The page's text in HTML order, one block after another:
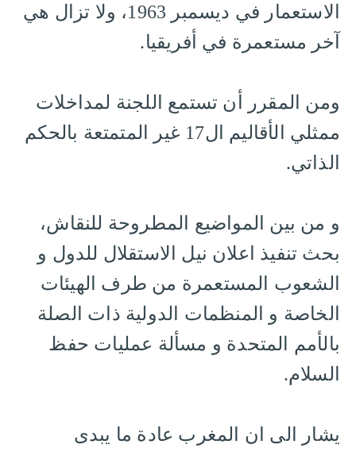
الاستعمار في ديسمبر 1963، ولا تزال هي
آخر مستعمرة في أفريقيا.
ومن المقرر أن تستمع اللجنة لمداخلات
ممثلي الأقاليم ال17 غير المتمتعة بالحكم
الذاتي.
و من بين المواضيع المطروحة للنقاش،
بحث تنفيذ اعلان نيل الاستقلال للدول و
الشعوب المستعمرة من طرف الهيئات
الخاصة و المنظمات الدولية ذات الصلة
بالأمم المتحدة و مسألة عمليات حفظ
السلام.
يشار الى ان المغرب عادة ما يبدى